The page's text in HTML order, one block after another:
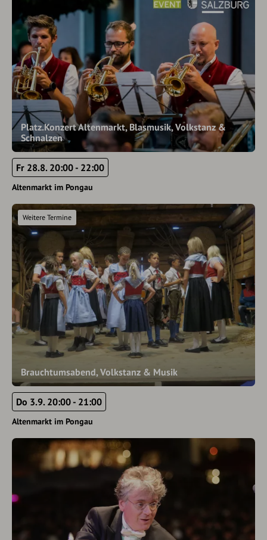
Platz.Konzert Altenmarkt, Blasmusik, Volkstanz &
Schnalzen
Fr 28.8. 20:00 - 22:00
Altenmarkt im Pongau
Brauchtumsabend, Volkstanz & Musik
Weitere Termine
Do 3.9. 20:00 - 21:00
Altenmarkt im Pongau